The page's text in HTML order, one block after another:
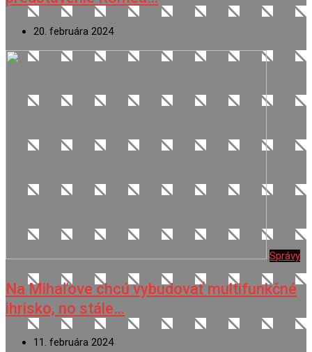
20. februára 2024
Správy
Na Mihaľove chcú vybudovať multifunkčné
ihrisko, no stále…
11. februára 2024